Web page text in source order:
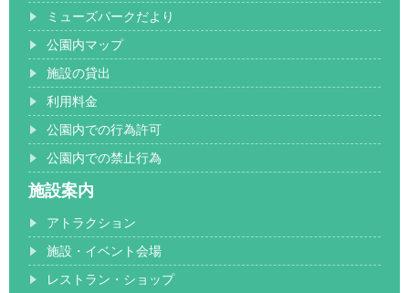
ミューズパークだより
公園内マップ
施設の貸出
利用料金
公園内での行為許可
公園内での禁止行為
施設案内
アトラクション
施設・イベント会場
レストラン・ショップ